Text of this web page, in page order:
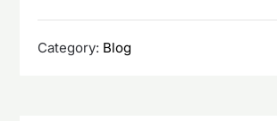
Category: Blog